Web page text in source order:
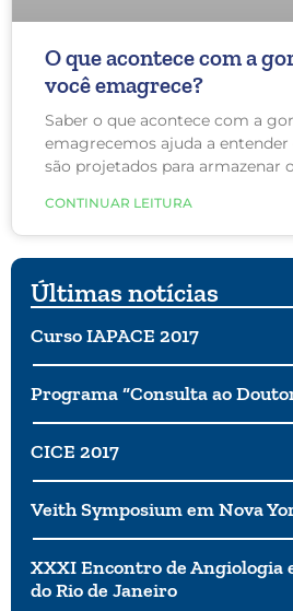
O que acontece com a
você emagrece?
Saber o que acontece com a
emagrecemos ajuda a
são projetados para armazenar
carregando quilos extras,
ingerindo mais calorias do que
CONTINUAR LEITURA
Últimas notícias
Curso IAPACE 2017
Programa “Consulta ao
CICE 2017
Veith Symposium em Nova
XXXI Encontro de Angiologia
do Rio de Janeiro